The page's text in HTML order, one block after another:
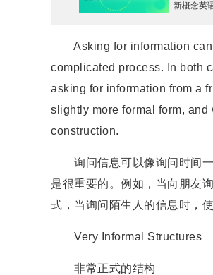
新概念英
Asking for information can
complicated process. In both
asking for information from a
slightly more formal form, and
construction.
询问信息可以像询问时间一
是很重要的。例如，当向朋友
式，当询问陌生人的信息时，
Very Informal Structures
非常正式的结构